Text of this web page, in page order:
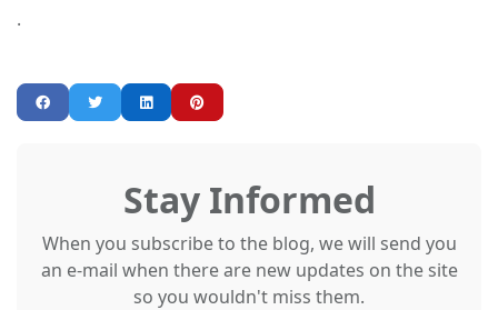
.
Stay Informed
When you subscribe to the blog, we will send you
an e-mail when there are new updates on the site
so you wouldn't miss them.